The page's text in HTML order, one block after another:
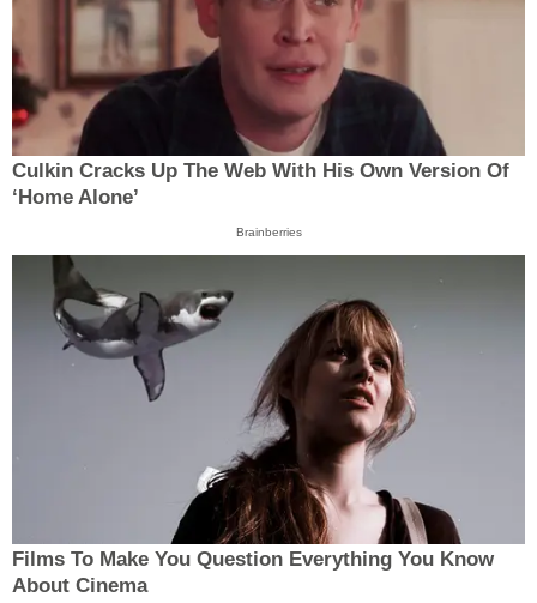
Culkin Cracks Up The Web With His Own Version Of
‘Home Alone’
Brainberries
Films To Make You Question Everything You Know
About Cinema